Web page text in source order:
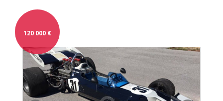
120 000€